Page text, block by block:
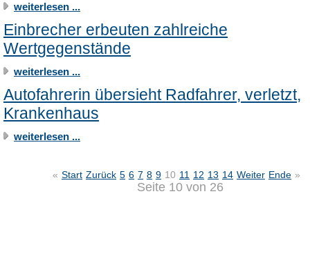
weiterlesen ...
Einbrecher erbeuten zahlreiche
Wertgegenstände
weiterlesen ...
Autofahrerin übersieht Radfahrer, verletzt,
Krankenhaus
weiterlesen ...
« Start Zurück 5 6 7 8 9 10 11 12 13 14 Weiter Ende »
Seite 10 von 26